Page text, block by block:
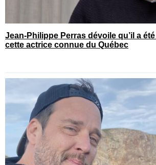
Jean-Philippe Perras dévoile qu’il a
cette actrice connue du Québec